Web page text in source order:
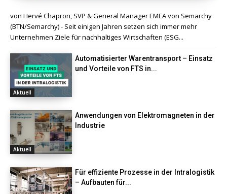
von Hervé Chapron, SVP & General Manager EMEA von Semarchy
(BTN/Semarchy) - Seit einigen Jahren setzen sich immer mehr
Unternehmen Ziele für nachhaltiges Wirtschaften (ESG...
Aktuell
Automatisierter Warentransport – Einsatz
und Vorteile von FTS in...
Aktuell
Anwendungen von Elektromagneten in der
Industrie
Für effiziente Prozesse in der Intralogistik
– Aufbauten für...